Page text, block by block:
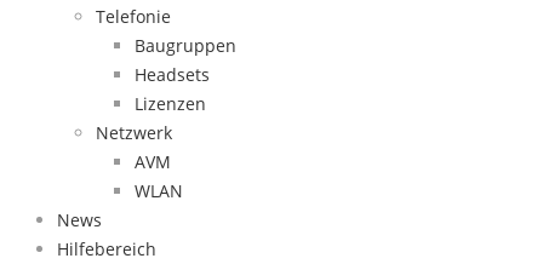
Telefonie
Baugruppen
Headsets
Lizenzen
Netzwerk
AVM
WLAN
News
Hilfebereich